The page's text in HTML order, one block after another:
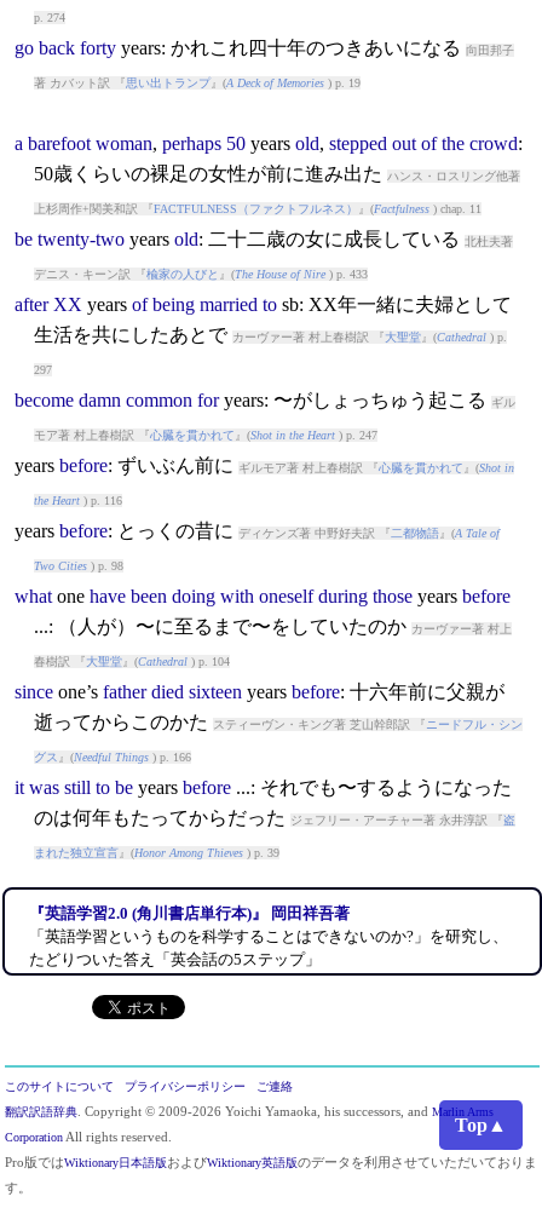
Top▲
p. 274
go back forty years: かれこれ四十年のつきあいになる 向田邦子
著 カバット訳 『思い出トランプ』(A Deck of Memories) p. 19
a barefoot woman, perhaps 50 years old, stepped out of the crowd:
50歳くらいの裸足の女性が前に進み出た
ハンス・ロスリング他著
上杉周作+関美和訳 『FACTFULNESS（ファクトフルネス） 』(Factfulness) chap. 11
be twenty-two years old: 二十二歳の女に成長している 北杜夫著
デニス・キーン訳 『楡家の人びと 』(The House of Nire) p. 433
after XX years of being married tosb: XX年一緒に夫婦として
生活を共にしたあとで カーヴァー著 村上春樹訳 『大聖堂』(Cathedral) p.
297
become damn common for years: 〜がしょっちゅう起こる ギル
モア著 村上春樹訳 『心臓を貫かれて 』(Shot in the Heart) p. 247
years before: ずいぶん前に ギルモア著 村上春樹訳 『心臓を貫かれて 』(Shot in
the Heart) p. 116
years before: とっくの昔に ディケンズ著 中野好夫訳 『二都物語』(A Tale of
Two Cities) p. 98
whatone have been doing with oneself during those years before
...: （人が）〜に至るまで〜をしていたのか カーヴァー著 村上
春樹訳 『大聖堂』(Cathedral) p. 104
sinceone’s father died sixteen years before: 十六年前に父親が
逝ってからこのかた
スティーヴン・キング著 芝山幹郎訳 『 ニードフル・シン
グス 』(Needful Things) p. 166
it was still to be years before...: それでも〜するようになった
のは何年もたってからだった
ジェフリー・アーチャー著 永井淳訳 『盗
まれた独立宣言』(Honor Among Thieves) p. 39
『英語学習2.0 (角川書店単行本)』 岡田祥吾著
「英語学習というものを科学することはできないのか?」を研究し、
たどりついた答え「英会話の5ステップ」
このサイトについて プライバシーポリシー
ご連絡
翻訳訳語辞典. Copyright © 2009-2026 Yoichi Yamaoka, his successors, and Marlin Arms
CorporationAll rights reserved.
Pro版ではWiktionary日本語版およびWiktionary英語版のデータを利用させていただいておりま
す。